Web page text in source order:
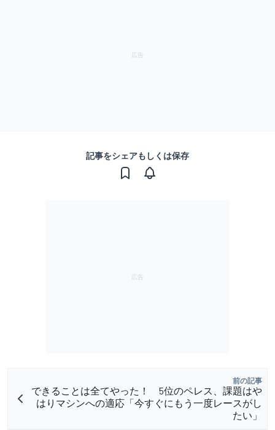
記事をシェアもしくは保存
前の記事
できることは全てやった！ 5位のペレス、課題はや
はりマシンへの適応「今すぐにもう一度レースがし
たい」